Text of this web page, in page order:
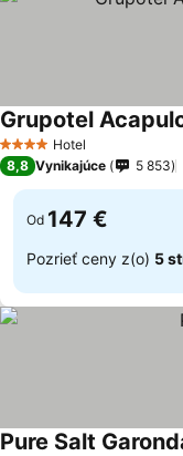
4 Počet hviezdičiek
Hotel
Grupotel
8,8 Vynikajúce 5 853
Od 147 €
Pozrieť ceny z(o) 5
Pure Salt